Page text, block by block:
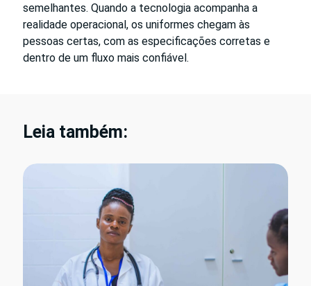
semelhantes. Quando a tecnologia acompanha a
realidade operacional, os uniformes chegam às
pessoas certas, com as especificações corretas e
dentro de um fluxo mais confiável.
Leia também: